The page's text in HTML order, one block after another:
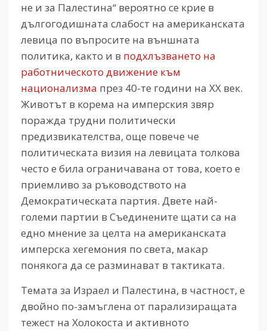
не и за Палестина“ вероятно се крие в
дългогодишната слабост на американската
левица по въпросите на външната
политика, както и в подхлъзването на
работническото движение към
национализма през 40-те години на ХХ век.
Животът в корема на имперския звяр
поражда трудни политически
предизвикателства, още повече че
политическата визия на левицата толкова
често е била ограничавана от това, което е
приемливо за ръководството на
Демократическата партия. Двете най-
големи партии в Съединените щати са на
едно мнение за целта на американската
имперска хегемония по света, макар
понякога да се разминават в тактиката.
Темата за Израел и Палестина, в частност, е
двойно по-замъглена от парализиращата
тежест на Холокоста и активното